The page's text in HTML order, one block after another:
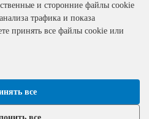
Политика
конфиденциальности
и сторонние файлы cookie
трафика и показа
принять все файлы cookie или
все